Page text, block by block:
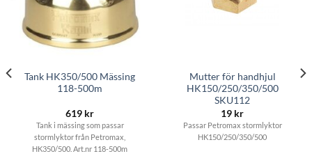
Tank HK350/500 Mässing
118-500m
619 kr
Tank i mässing som passar
stormlyktor från Petromax,
HK350/500. Art.nr 118-500m
Mutter för handhjul
HK150/250/350/500
SKU112
19 kr
Passar Petromax stormlyktor
HK150/250/350/500